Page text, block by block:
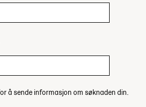
å sende informasjon om søknaden din.